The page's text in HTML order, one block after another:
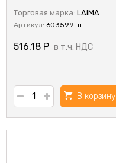
Торговая марка: LAIMA
Артикул: 603599-н
516,18 Р в т.ч. НДС
В корзину